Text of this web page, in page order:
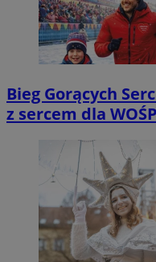
Bieg Gorących
z sercem dla WOŚP